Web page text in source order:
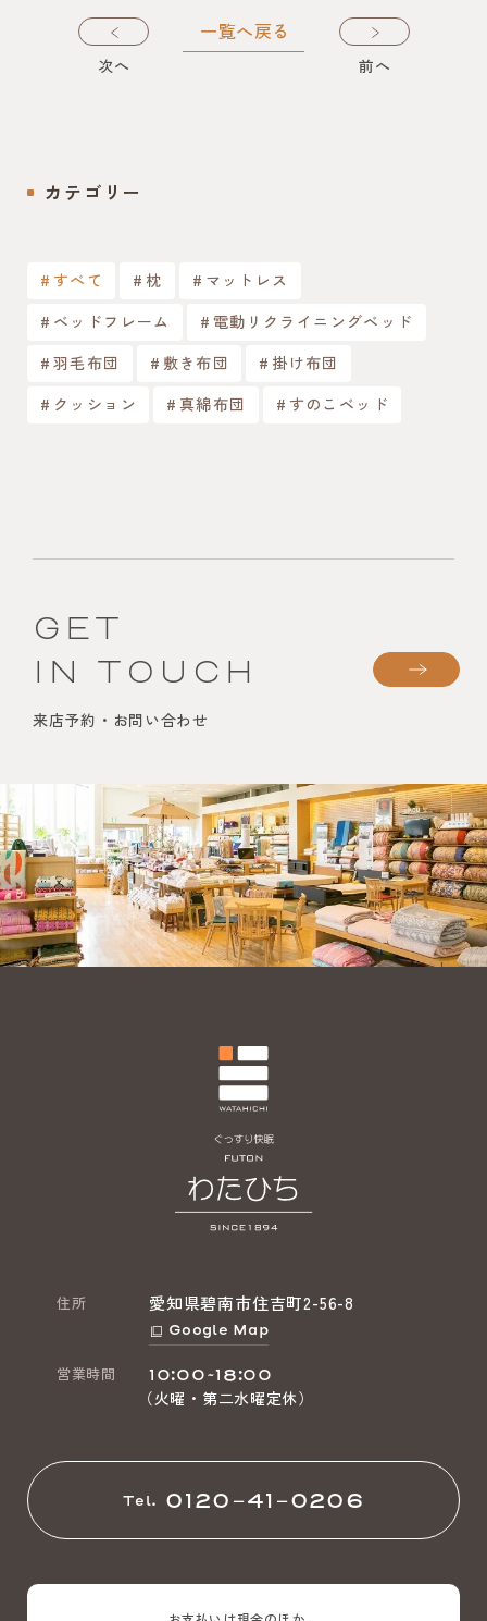
カテゴリー
すべて 枕
マットレス
ベッドフレーム
電動リクライニングベッド
羽毛布団
敷き布団
掛け布団
クッション
真綿布団 すのこベッド
次へ
一覧へ戻る
前へ
GET
IN TOUCH
来店予約・お問い合わせ
住所 愛知県碧南市住吉町2-56-8
Google Map
営業時間 10:00~18:00
（火曜・第二水曜定休）
Tel. 0120-41-0206